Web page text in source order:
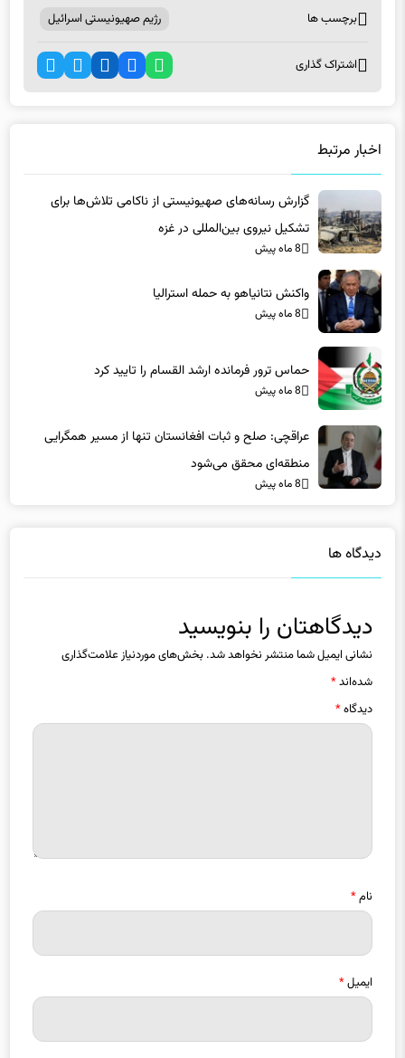
برچسب ها رژیم صهیونیستی اسرائیل
اشتراک گذاری
اخبار مرتبط
گزارش رسانه‌های صهیونیستی از ناکامی تلاش‌ها برای
تشکیل نیروی بین‌المللی در غزه
8 ماه پیش
واکنش نتانیاهو به حمله استرالیا
8 ماه پیش
حماس ترور فرمانده ارشد القسام را تایید کرد
8 ماه پیش
عراقچی: صلح و ثبات افغانستان تنها از مسیر همگرایی
منطقه‌ای محقق می‌شود
8 ماه پیش
دیدگاه ها
دیدگاهتان را بنویسید
نشانی ایمیل شما منتشر نخواهد شد. بخش‌های موردنیاز علامت‌گذاری
شده‌اند*
دیدگاه*
نام*
ایمیل*